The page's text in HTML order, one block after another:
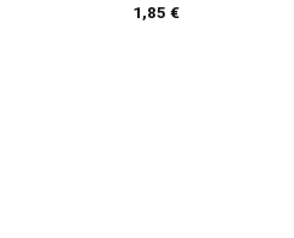
mit5von
1,85 €